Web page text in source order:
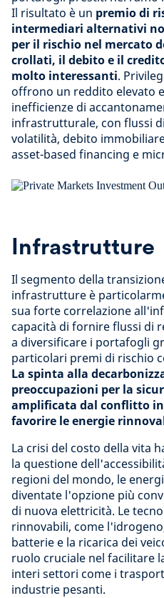
Il risultato è un premio di
intermediari alternativi
per il rischio nel mercato
crollati, il debito e il
molto interessanti.
offrono un reddito elevato
inefficienze di
infrastrutturale, con flussi
volatilità, debito
asset-based financing e
Infrastrutture
Il segmento della
infrastrutture è
sua forte correlazione
capacità di fornire flussi di
a diversificare i portafogli
particolari premi di rischio
La spinta alla
preoccupazioni per la
amplificata dal conflitto
favorire le energie
La crisi del costo della vita
la questione
regioni del mondo, le
diventate l'opzione più
di nuova elettricità. Le
rinnovabili, come
batterie e la ricarica dei
ruolo cruciale nel facilitare
interi settori come i
industrie pesanti.